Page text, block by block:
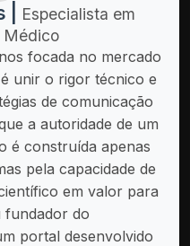
|
Especialista em
Médico
focada no mercado
unir o rigor técnico e
de comunicação
a autoridade de um
é construída apenas
pela capacidade de
em valor para
fundador do
portal desenvolvido